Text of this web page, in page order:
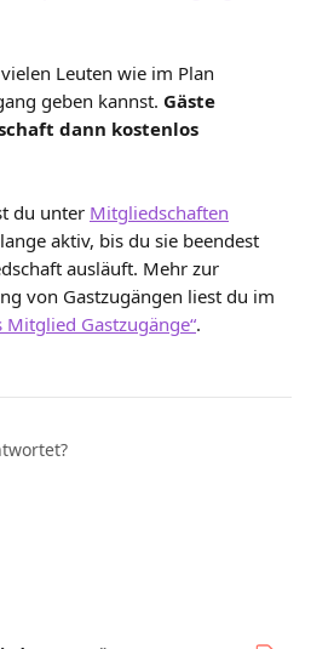
Leuten wie im Plan
geben kannst. Gäste
dann kostenlos
du unter Mitgliedschaften
aktiv, bis du sie beendest
ausläuft. Mehr zur
von Gastzugängen liest du im
Mitglied Gastzugänge“.